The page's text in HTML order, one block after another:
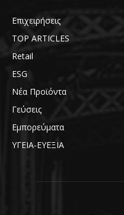
Επιχειρήσεις
TOP ARTICLES
Retail
ESG
Νέα Προϊόντα
Γεύσεις
Εμπορεύματα
ΥΓΕΙΑ-ΕΥΕΞΙΑ